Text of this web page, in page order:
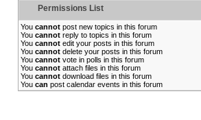
Permissions List
You cannot post new topics in this forum
You cannot reply to topics in this forum
You cannot edit your posts in this forum
You cannot delete your posts in this forum
You cannot vote in polls in this forum
You cannot attach files in this forum
You cannot download files in this forum
You can post calendar events in this forum